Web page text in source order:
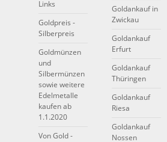
Links
Goldpreis -
Silberpreis
Goldmünzen
und
Silbermünzen
sowie weitere
Edelmetalle
kaufen ab
1.1.2020
Von Gold -
Goldankauf in
Zwickau
Goldankauf
Erfurt
Goldankauf
Thüringen
Goldankauf
Riesa
Goldankauf
Nossen